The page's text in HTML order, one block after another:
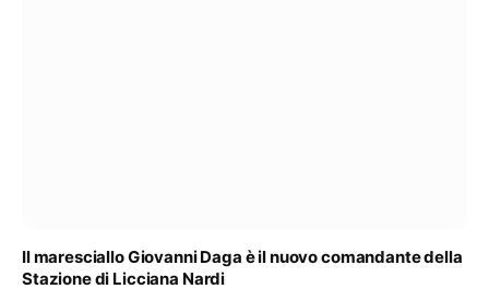
Il maresciallo Giovanni Daga è il nuovo comandante della
Stazione di Licciana Nardi